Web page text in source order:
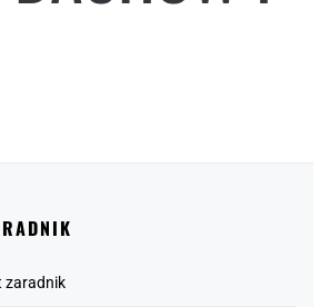
zaradnik